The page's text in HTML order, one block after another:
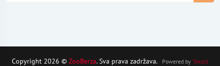
Copyright 2026 © ZooBerza. Sva prava zadržava. Powered by Tekstil